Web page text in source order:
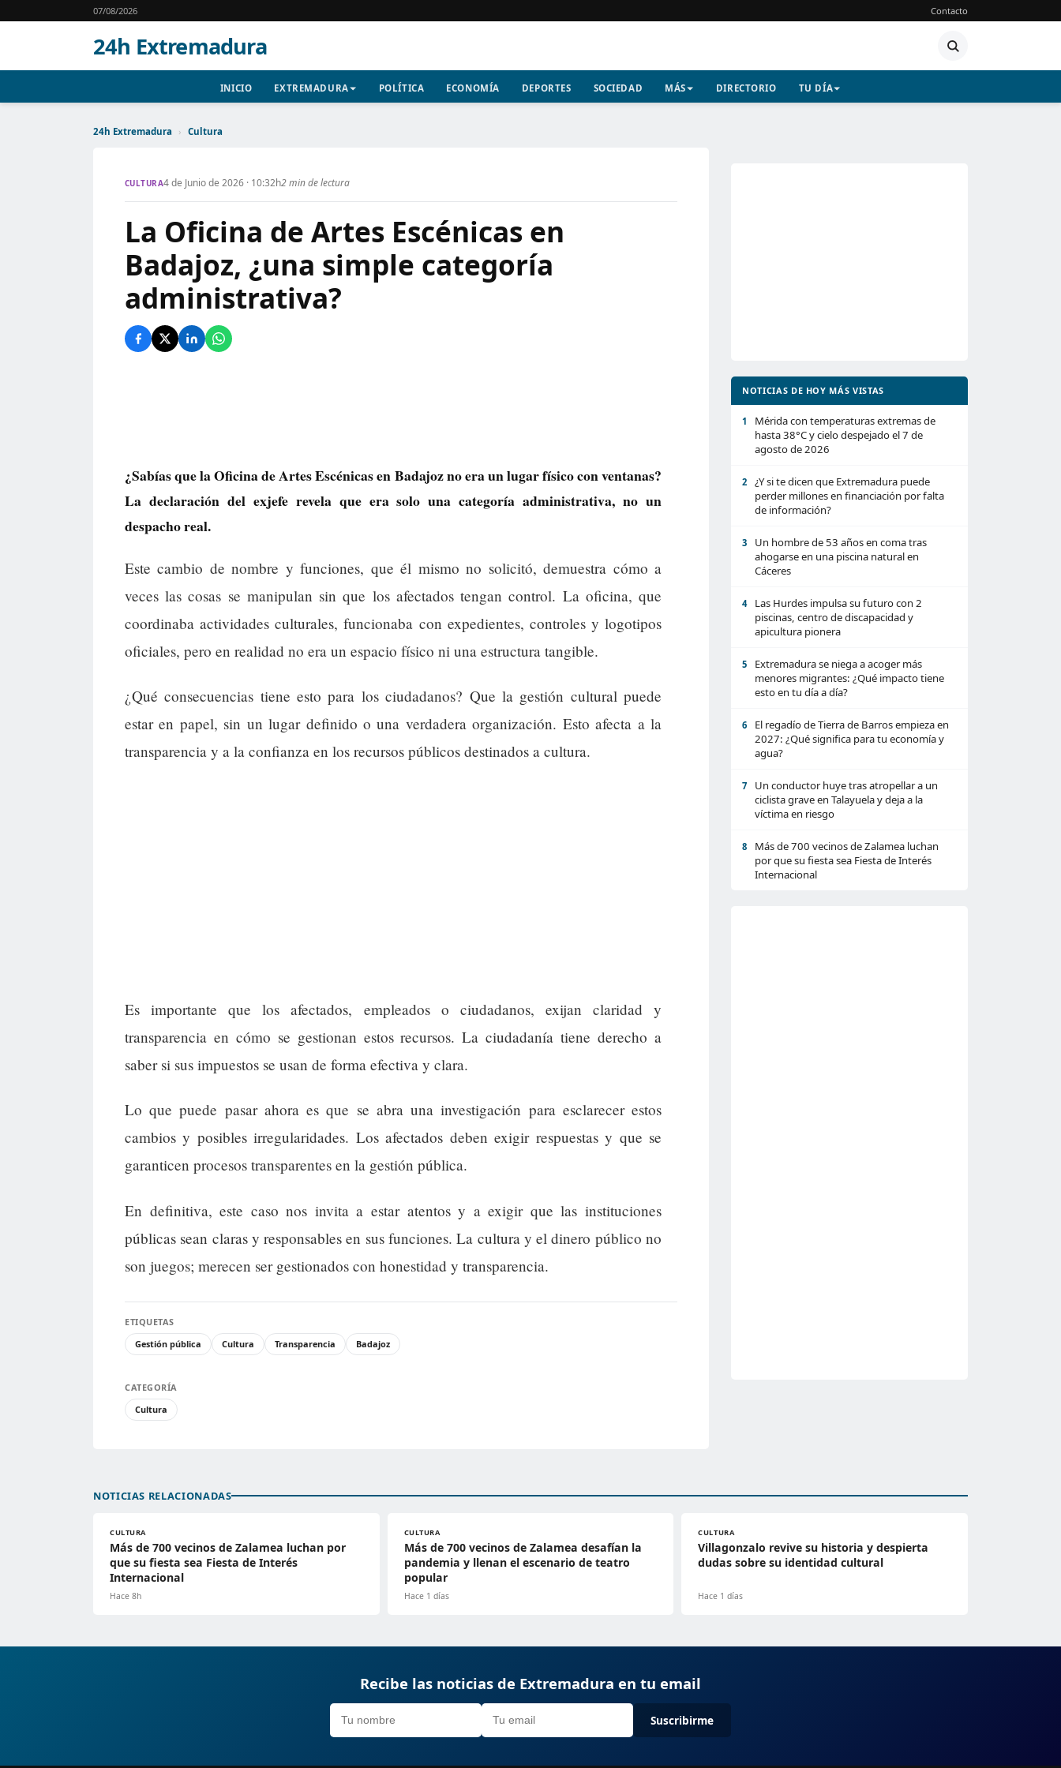
07/08/2026 Contacto
24h Extremadura
INICIO EXTREMADURA POLÍTICA ECONOMÍA DEPORTES SOCIEDAD MÁS DIRECTORIO TU DÍA
24h Extremadura › Cultura
CULTURA4 de Junio de 2026 · 10:32h2 min de lectura
La Oficina de Artes Escénicas en
Badajoz, ¿una simple categoría
administrativa?
¿Sabías que la Oficina de Artes Escénicas en Badajoz no era un lugar físico con ventanas?
La declaración del exjefe revela que era solo una categoría administrativa, no un
despacho real.
Este cambio de nombre y funciones, que él mismo no solicitó, demuestra cómo a
veces las cosas se manipulan sin que los afectados tengan control. La oficina, que
coordinaba actividades culturales, funcionaba con expedientes, controles y logotipos
oficiales, pero en realidad no era un espacio físico ni una estructura tangible.
¿Qué consecuencias tiene esto para los ciudadanos? Que la gestión cultural puede
estar en papel, sin un lugar definido o una verdadera organización. Esto afecta a la
transparencia y a la confianza en los recursos públicos destinados a cultura.
Es importante que los afectados, empleados o ciudadanos, exijan claridad y
transparencia en cómo se gestionan estos recursos. La ciudadanía tiene derecho a
saber si sus impuestos se usan de forma efectiva y clara.
Lo que puede pasar ahora es que se abra una investigación para esclarecer estos
cambios y posibles irregularidades. Los afectados deben exigir respuestas y que se
garanticen procesos transparentes en la gestión pública.
En definitiva, este caso nos invita a estar atentos y a exigir que las instituciones
públicas sean claras y responsables en sus funciones. La cultura y el dinero público no
son juegos; merecen ser gestionados con honestidad y transparencia.
ETIQUETAS
Gestión pública
Cultura Transparencia Badajoz
CATEGORÍA
Cultura
NOTICIAS DE HOY MÁS VISTAS
1
Mérida con temperaturas extremas de
hasta 38°C y cielo despejado el 7 de
agosto de 2026
2
¿Y si te dicen que Extremadura puede
perder millones en financiación por falta
de información?
3
Un hombre de 53 años en coma tras
ahogarse en una piscina natural en
Cáceres
4
Las Hurdes impulsa su futuro con 2
piscinas, centro de discapacidad y
apicultura pionera
5
Extremadura se niega a acoger más
menores migrantes: ¿Qué impacto tiene
esto en tu día a día?
6
El regadío de Tierra de Barros empieza en
2027: ¿Qué significa para tu economía y
agua?
7
Un conductor huye tras atropellar a un
ciclista grave en Talayuela y deja a la
víctima en riesgo
8
Más de 700 vecinos de Zalamea luchan
por que su fiesta sea Fiesta de Interés
Internacional
NOTICIAS RELACIONADAS
CULTURA
Más de 700 vecinos de Zalamea luchan por
que su fiesta sea Fiesta de Interés
Internacional
Hace 8h
CULTURA
Más de 700 vecinos de Zalamea desafían la
pandemia y llenan el escenario de teatro
popular
Hace 1 días
CULTURA
Villagonzalo revive su historia y despierta
dudas sobre su identidad cultural
Hace 1 días
Recibe las noticias de Extremadura en tu email
Suscribirme